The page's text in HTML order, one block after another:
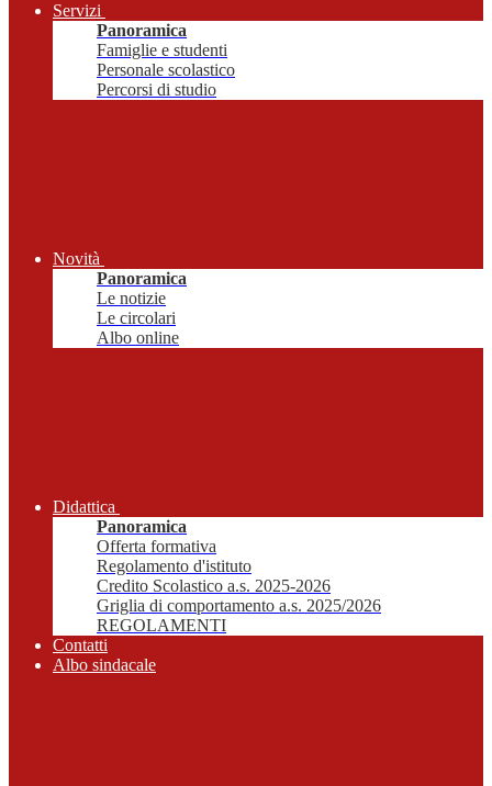
Servizi
Panoramica
Famiglie e studenti
Personale scolastico
Percorsi di studio
Novità
Panoramica
Le notizie
Le circolari
Albo online
Didattica
Panoramica
Offerta formativa
Regolamento d'istituto
Credito Scolastico a.s. 2025-2026
Griglia di comportamento a.s. 2025/2026
REGOLAMENTI
Contatti
Albo sindacale